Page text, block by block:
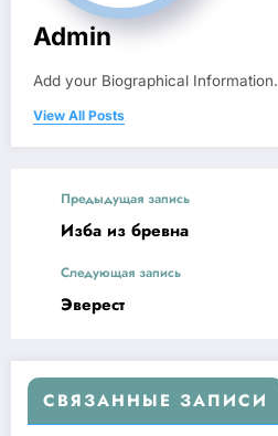
Admin
Add your Biographical Information.
View All Posts
Предыдущая запись
Изба из бревна
Следующая запись
Эверест
СВЯЗАННЫЕ ЗАПИСИ